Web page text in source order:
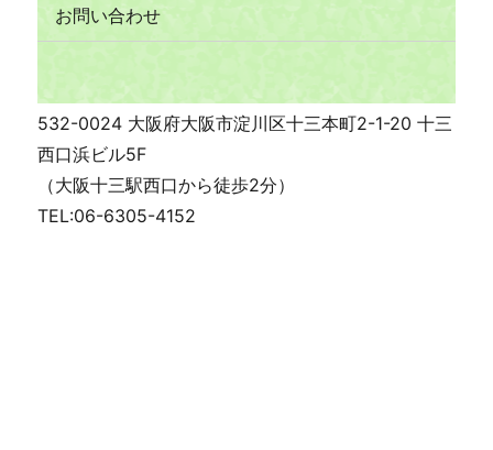
お問い合わせ
532-0024 大阪府大阪市淀川区十三本町2-1-20 十三
西口浜ビル5F
（大阪十三駅西口から徒歩2分）
TEL:06-6305-4152